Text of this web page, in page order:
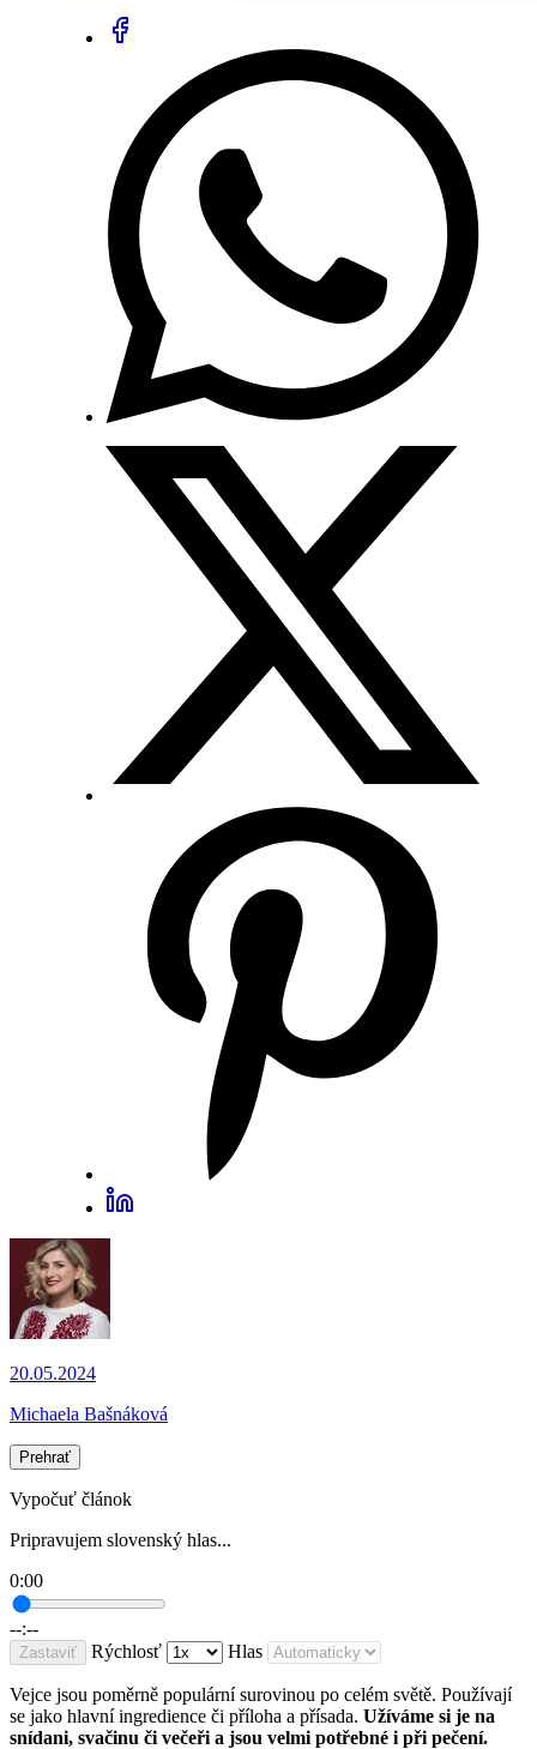
20.05.2024
Michaela Bašnáková
Prehrať
Vypočuť článok
Pripravujem slovenský hlas...
0:00
--:--
Zastaviť Rýchlosť Hlas
Vejce jsou poměrně populární surovinou po celém světě. Používají
se jako hlavní ingredience či příloha a přísada. Užíváme si je na
snídani, svačinu či večeři a jsou velmi potřebné i při pečení.